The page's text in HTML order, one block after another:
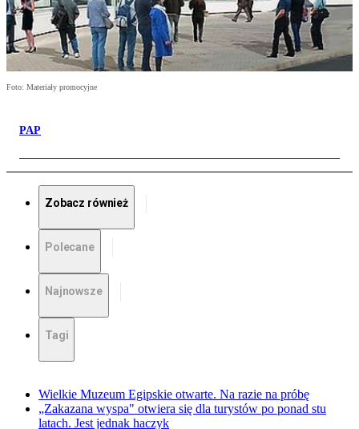
Foto: Materiały promocyjne
PAP
Zobacz również
Polecane
Najnowsze
Tagi
Wielkie Muzeum Egipskie otwarte. Na razie na próbę
„Zakazana wyspa" otwiera się dla turystów po ponad stu
latach. Jest jednak haczyk